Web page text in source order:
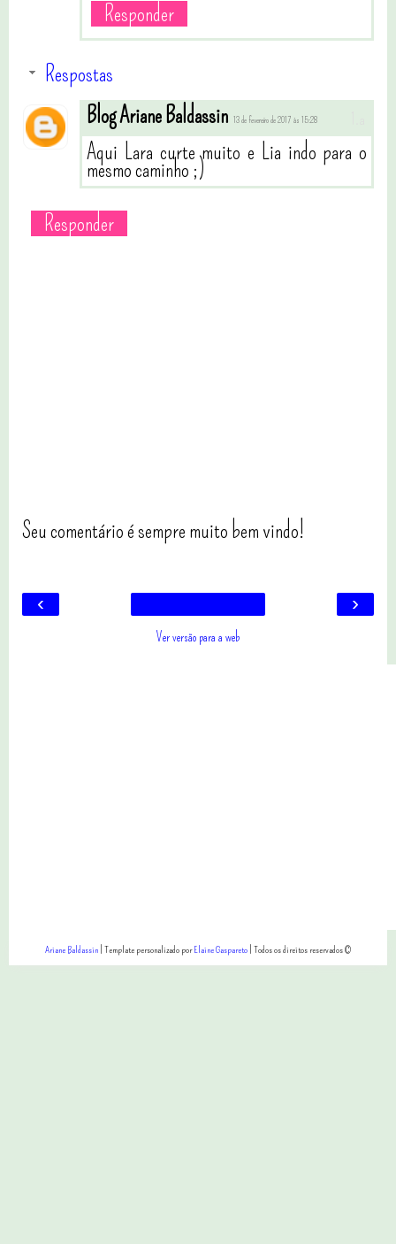
Responder
Respostas
Blog Ariane Baldassin
13 de fevereiro de 2017 às 15:28
Aqui Lara curte muito e Lia indo para o
mesmo caminho ;)
Responder
Seu comentário é sempre muito bem vindo!
‹ ›
Ver versão para a web
Ariane Baldassin| Template personalizado porElaine Gaspareto| Todos os direitos reservados ©